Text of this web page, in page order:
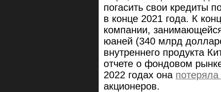
погасить свои кредиты
в конце 2021 года. К
компании,
юаней (340 млрд
внутреннего продукта
отчете о фондовом
2022 годах она
акционеров.